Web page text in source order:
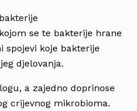
se te bakterije hrane
spojevi koje bakterije
djelovanja.
a zajedno doprinose
crijevnog mikrobioma.